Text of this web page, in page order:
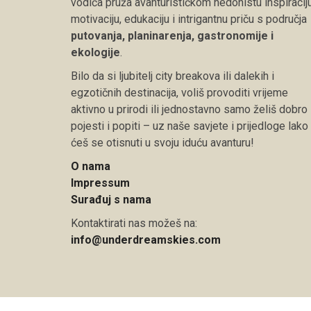
motivaciju, edukaciju i intrigantnu priču s područja
putovanja, planinarenja, gastronomije i
ekologije.
Bilo da si ljubitelj city breakova ili dalekih i
egzotičnih destinacija, voliš provoditi vrijeme
aktivno u prirodi ili jednostavno samo želiš dobro
pojesti i popiti – uz naše savjete i prijedloge lako
ćeš se otisnuti u svoju iduću avanturu!
O nama
Impressum
Surađuj s nama
Kontaktirati nas možeš na:
info@underdreamskies.com